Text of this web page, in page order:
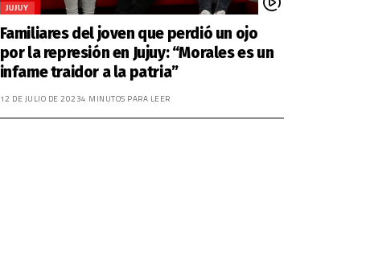
JUJUY
Familiares del joven que perdió un ojo
por la represión en Jujuy: “Morales es un
infame traidor a la patria”
12 DE JULIO DE 20234 MINUTOS PARA LEER